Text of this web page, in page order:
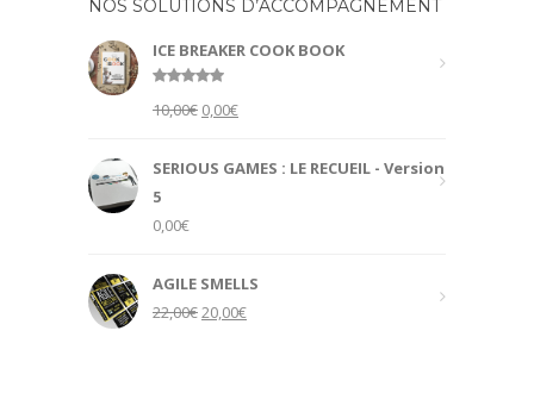
NOS SOLUTIONS D’ACCOMPAGNEMENT
ICE BREAKER COOK BOOK
out of 5
10,00€ Original
was:
0,00€Current
is:
SERIOUS GAMES : LE RECUEIL - Version
5
0,00€
AGILE SMELLS
22,00€ Original
20,00€Current